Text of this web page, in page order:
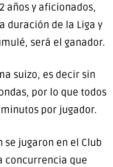
años y aficionados,
duración de la Liga y
será el ganador.
suizo, es decir sin
por lo que todos
por jugador.
jugaron en el Club
concurrencia que